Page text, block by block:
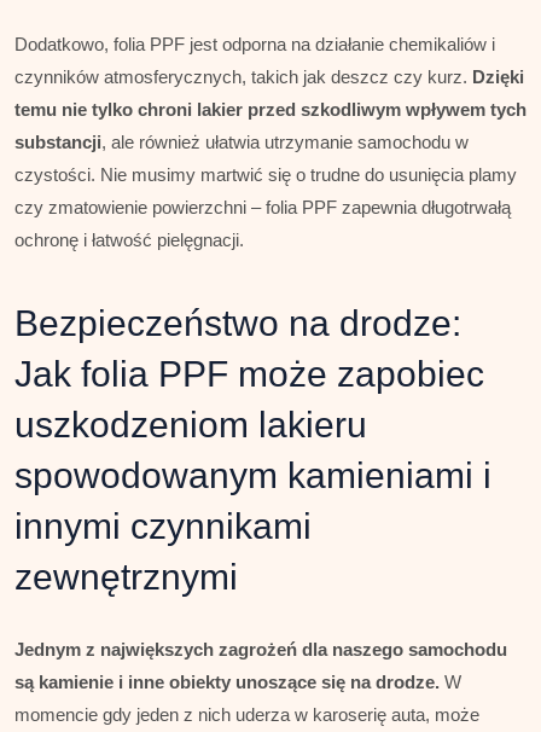
Dodatkowo, folia PPF jest odporna na działanie chemikaliów i
czynników atmosferycznych, takich jak deszcz czy kurz. Dzięki
temu nie tylko chroni lakier przed szkodliwym wpływem tych
substancji, ale również ułatwia utrzymanie samochodu w
czystości. Nie musimy martwić się o trudne do usunięcia plamy
czy zmatowienie powierzchni – folia PPF zapewnia długotrwałą
ochronę i łatwość pielęgnacji.
Bezpieczeństwo na drodze:
Jak folia PPF może zapobiec
uszkodzeniom lakieru
spowodowanym kamieniami i
innymi czynnikami
zewnętrznymi
Jednym z największych zagrożeń dla naszego samochodu
są kamienie i inne obiekty unoszące się na drodze. W
momencie gdy jeden z nich uderza w karoserię auta, może